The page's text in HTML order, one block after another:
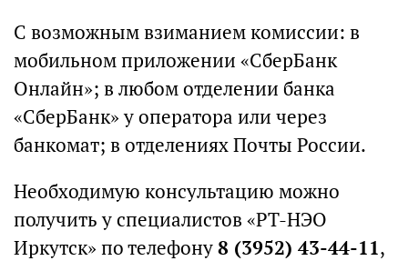
С возможным взиманием комиссии: в
мобильном приложении «СберБанк
Онлайн»; в любом отделении банка
«СберБанк» у оператора или через
банкомат; в отделениях Почты России.
Необходимую консультацию можно
получить у специалистов «РТ-НЭО
Иркутск» по телефону8 (3952) 43-44-11,